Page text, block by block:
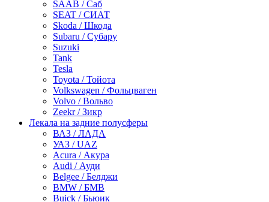
SAAB / Саб
SEAT / СИАТ
Skoda / Шкода
Subaru / Субару
Suzuki
Tank
Tesla
Toyota / Тойота
Volkswagen / Фольцваген
Volvo / Вольво
Zeekr / Зикр
Лекала на задние полусферы
ВАЗ / ЛАДА
УАЗ / UAZ
Acura / Акура
Audi / Ауди
Belgee / Белджи
BMW / БМВ
Buick / Бьюик